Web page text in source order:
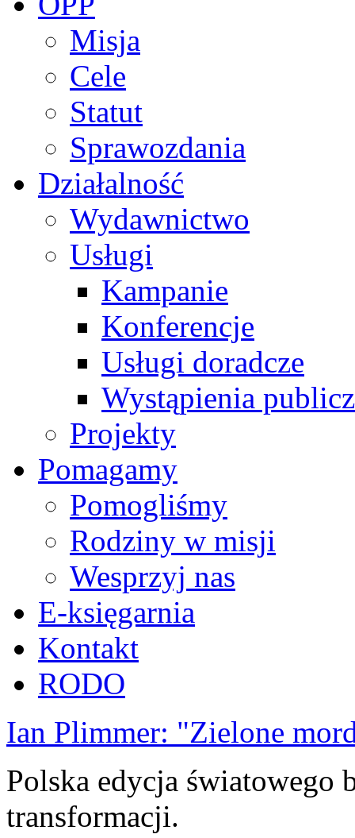
Misja
Cele
Statut
Sprawozdania
Działalność
Wydawnictwo
Usługi
Kampanie
Konferencje
Usługi doradcze
Wystąpienia
Projekty
Pomagamy
Pomogliśmy
Rodziny w misji
Wesprzyj nas
E-księgarnia
Kontakt
RODO
Ian Plimmer: "Zielone
Polska edycja światowego
transformacji.